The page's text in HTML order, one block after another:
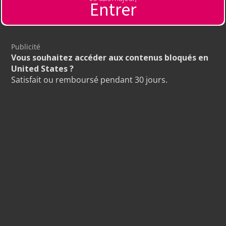
Entrer
Publicité
Vous souhaitez accéder aux contenus bloqués en
United States ?
Satisfait ou remboursé pendant 30 jours.
page une (1) seule fois.
Cliquez sur votre pays :